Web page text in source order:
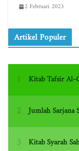
2 Februari 2023
Artikel Populer